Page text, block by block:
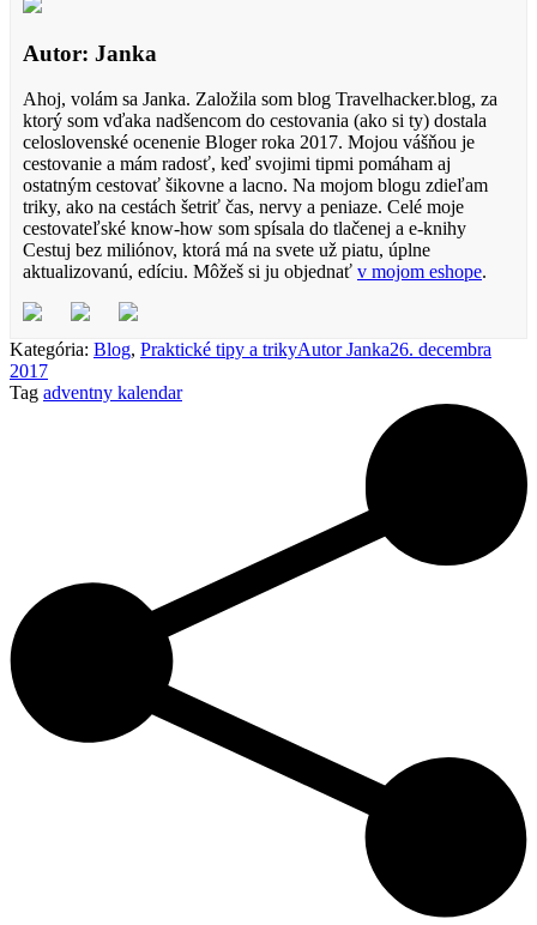
Autor: Janka
Ahoj, volám sa Janka. Založila som blog Travelhacker.blog, za
ktorý som vďaka nadšencom do cestovania (ako si ty) dostala
celoslovenské ocenenie Bloger roka 2017. Mojou vášňou je
cestovanie a mám radosť, keď svojimi tipmi pomáham aj
ostatným cestovať šikovne a lacno. Na mojom blogu zdieľam
triky, ako na cestách šetriť čas, nervy a peniaze. Celé moje
cestovateľské know-how som spísala do tlačenej a e-knihy
Cestuj bez miliónov, ktorá má na svete už piatu, úplne
aktualizovanú, edíciu. Môžeš si ju objednať v mojom eshope.
Kategória: Blog, Praktické tipy a trikyAutorJanka26. decembra
2017
Tag adventny kalendar